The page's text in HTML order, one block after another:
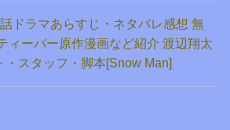
ドラマあらすじ・ネタバレ感想 無
ィーバー原作漫画など紹介 渡辺翔太
・スタッフ・脚本[Snow Man]